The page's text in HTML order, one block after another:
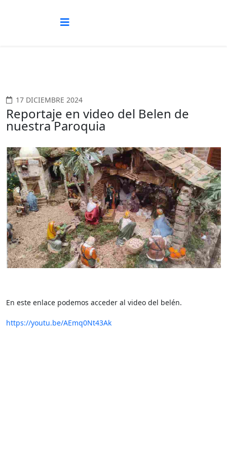
17 DICIEMBRE 2024
Reportaje en video del Belen de
nuestra Paroquia
En este enlace podemos acceder al video del belén.
https://youtu.be/AEmq0Nt43Ak